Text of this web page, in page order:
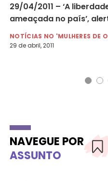
29/04/2011 – ‘A
ameaçada no país’,
NOTÍCIAS NO 'MULHERES DE
29 de abril, 2011
NAVEGUE POR
ASSUNTO